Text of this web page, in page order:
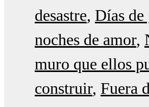
desastre Días de
noches de amor
muro que ellos
construir Fuera